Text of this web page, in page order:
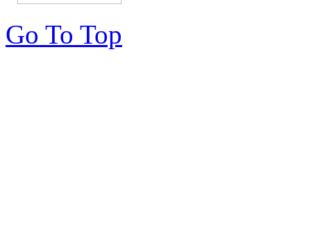
Go To Top